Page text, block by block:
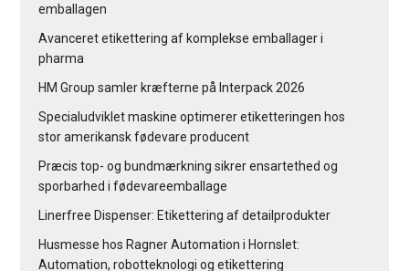
emballagen
Avanceret etikettering af komplekse emballager i
pharma
HM Group samler kræfterne på Interpack 2026
Specialudviklet maskine optimerer etiketteringen hos
stor amerikansk fødevare producent
Præcis top- og bundmærkning sikrer ensartethed og
sporbarhed i fødevareemballage
Linerfree Dispenser: Etikettering af detailprodukter
Husmesse hos Ragner Automation i Hornslet:
Automation, robotteknologi og etikettering